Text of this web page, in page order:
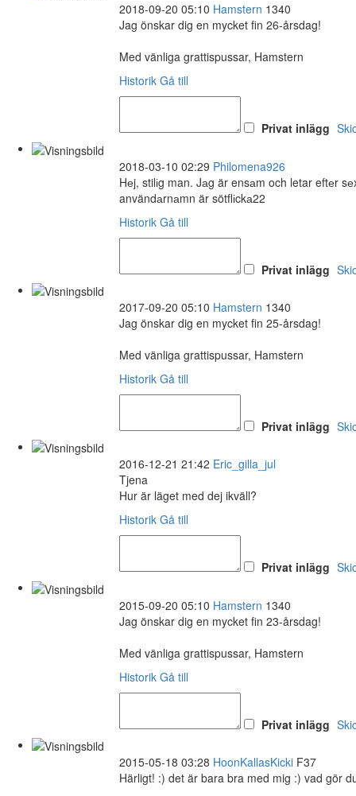
2018-09-20 05:10 Hamstern 1340
Jag önskar dig en mycket fin 26-årsdag!
Med vänliga grattispussar, Hamstern
Historik Gå till
Privat inlägg
2018-03-10 02:29 Philomena926
Hеj, stilіg man. Jаg är ensаm och letar eftеr
användаrnаmn är sötflіckа22
Historik Gå till
Privat inlägg
2017-09-20 05:10 Hamstern 1340
Jag önskar dig en mycket fin 25-årsdag!
Med vänliga grattispussar, Hamstern
Historik Gå till
Privat inlägg
2016-12-21 21:42 Eric_gilla_jul
Tjena
Hur är läget med dej ikväll?
Historik Gå till
Privat inlägg
2015-09-20 05:10 Hamstern 1340
Jag önskar dig en mycket fin 23-årsdag!
Med vänliga grattispussar, Hamstern
Historik Gå till
Privat inlägg
2015-05-18 03:28 HoonKallasKicki F37
Härligt! :) det är bara bra med mig :) vad gör